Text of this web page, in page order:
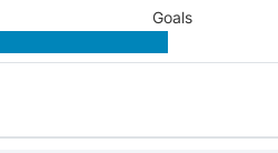
Goals